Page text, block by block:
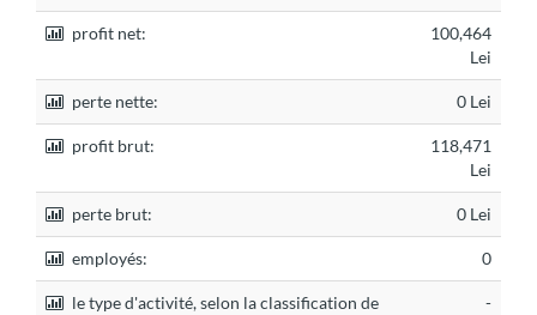
profit net:
100,464
Lei
perte nette: 0 Lei
profit brut:
118,471
Lei
perte brut: 0 Lei
employés: 0
le type d'activité, selon la classification de
-